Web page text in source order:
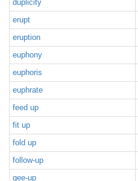
duplicity
erupt
eruption
euphony
euphoris
euphrate
feed up
fit up
fold up
follow-up
gee-up